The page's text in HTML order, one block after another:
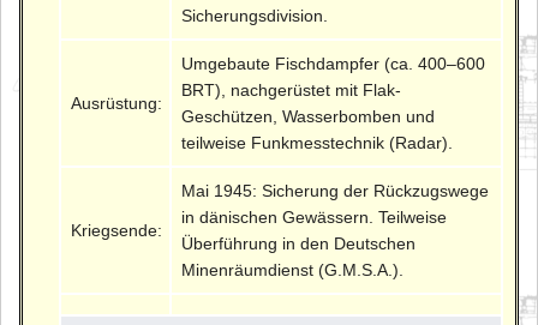
Sicherungsdivision.
Ausrüstung:
Umgebaute Fischdampfer (ca. 400–600
BRT), nachgerüstet mit Flak-
Geschützen, Wasserbomben und
teilweise Funkmesstechnik (Radar).
Kriegsende:
Mai 1945: Sicherung der Rückzugswege
in dänischen Gewässern. Teilweise
Überführung in den Deutschen
Minenräumdienst (G.M.S.A.).